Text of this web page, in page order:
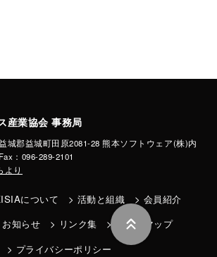
産業協会 事務局
城郡益城町田原2081-28 熊本ソフトウェア(株)内
：096-289-2101
より
について 活動と組織
会員紹介
知らせ
リンク集
サイトマップ
プライバシーポリシー